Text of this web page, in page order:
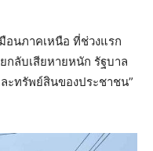
อนภาคเหนือ ที่ช่วงแรก
ลับเสียหายหนัก รัฐบาล
ะทรัพย์สินของประชาชน”